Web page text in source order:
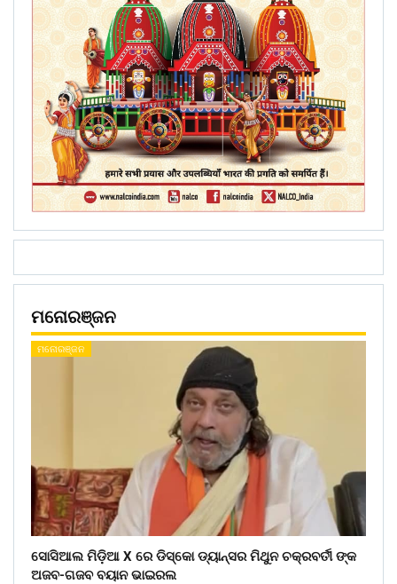
ମନୋରଞ୍ଜନ
ମନୋରଞ୍ଜନ
ସୋସିଆଲ ମିଡ଼ିଆ X ରେ ଡିସ୍କୋ ଡ୍ୟାନ୍ସର ମିଥୁନ ଚକ୍ରବର୍ତୀ ଙ୍କ
ଅଜବ-ଗଜବ ବୟାନ ଭାଇରଲ